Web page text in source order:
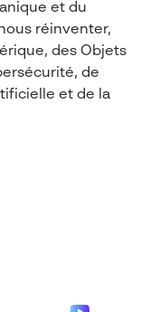
et du
réinventer,
des Objets
de
et de la